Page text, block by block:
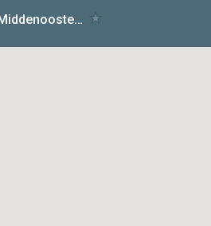
Compleet Iran | Middenoostenreizen.com